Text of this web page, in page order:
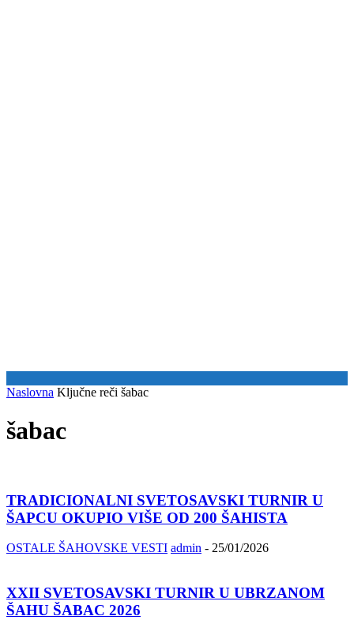
Naslovna Ključne reči šabac
šabac
TRADICIONALNI SVETOSAVSKI TURNIR U
ŠAPCU OKUPIO VIŠE OD 200 ŠAHISTA
OSTALE ŠAHOVSKE VESTI admin - 25/01/2026
XXII SVETOSAVSKI TURNIR U UBRZANOM
ŠAHU ŠABAC 2026